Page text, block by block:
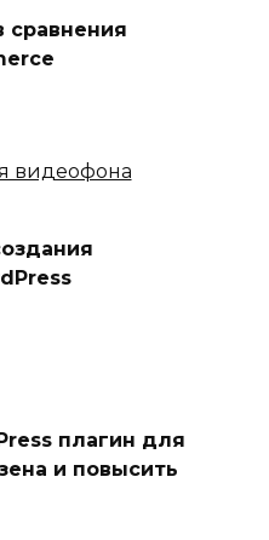
сравнения
плагин для
и повысить